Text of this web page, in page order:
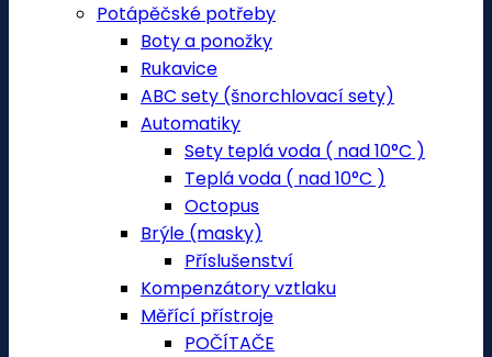
Potápěčské potřeby
Boty a ponožky
Rukavice
ABC sety (šnorchlovací sety)
Automatiky
Sety teplá voda ( nad 10°C )
Teplá voda ( nad 10°C )
Octopus
Brýle (masky)
Příslušenství
Kompenzátory vztlaku
Měřící přístroje
POČÍTAČE